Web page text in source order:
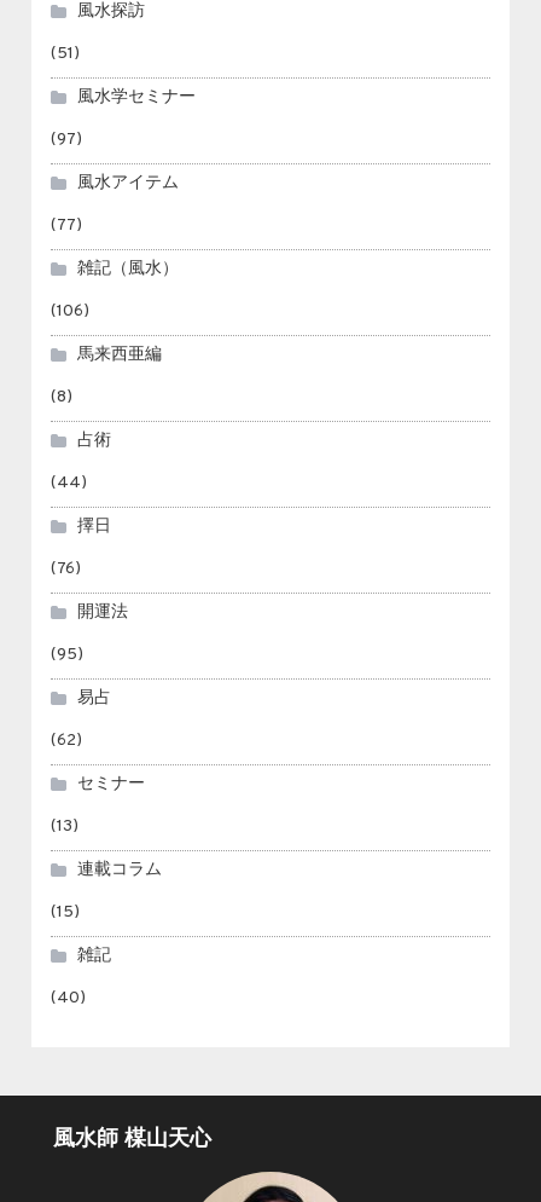
風水探訪
(51)
風水学セミナー
(97)
風水アイテム
(77)
雑記（風水）
(106)
馬来西亜編
(8)
占術
(44)
擇日
(76)
開運法
(95)
易占
(62)
セミナー
(13)
連載コラム
(15)
雑記
(40)
風水師 楳山天心